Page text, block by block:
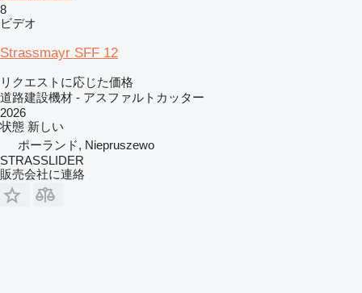
8
ビデオ
Strassmayr SFF 12
リクエストに応じた価格
道路建設機材 - アスファルトカッター
2026
状態 新しい
ポーランド, Niepruszewo
STRASSLIDER
販売会社に連絡